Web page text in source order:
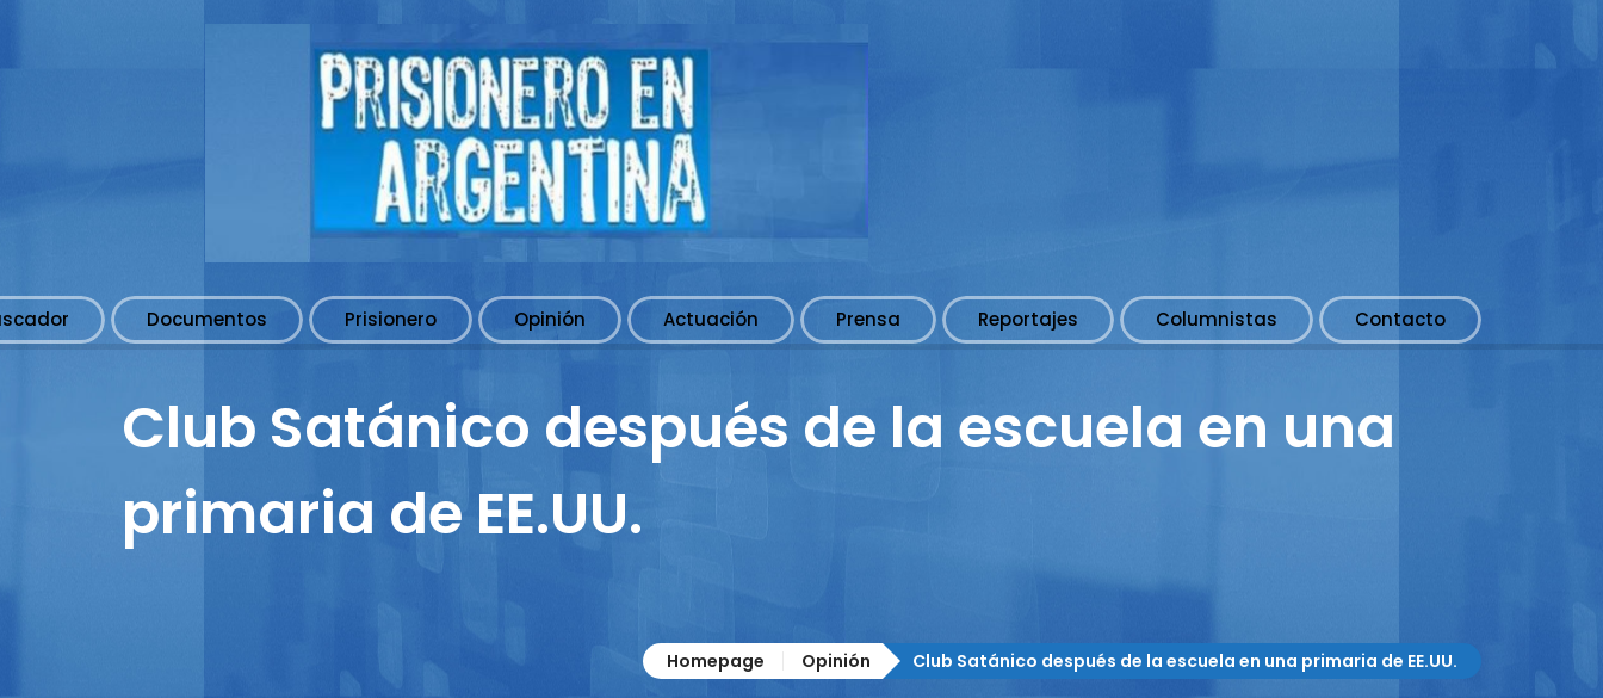
Documentos Prisionero Opinión Actuación Prensa Reportajes Columnistas Contacto
Club Satánico después de la escuela en una
primaria de EE.UU.
Homepage Opinión Club Satánico después de la escuela en una primaria de EE.UU.